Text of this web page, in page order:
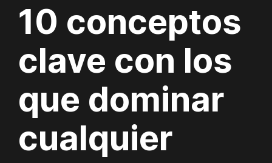
10 conceptos
clave con los
que dominar
cualquier